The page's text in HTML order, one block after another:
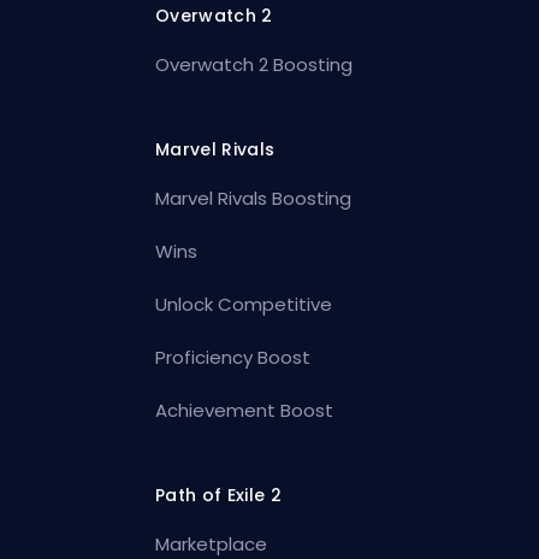
Overwatch 2
Overwatch 2 Boosting
Marvel Rivals
Marvel Rivals Boosting
Wins
Unlock Competitive
Proficiency Boost
Achievement Boost
Path of Exile 2
Marketplace